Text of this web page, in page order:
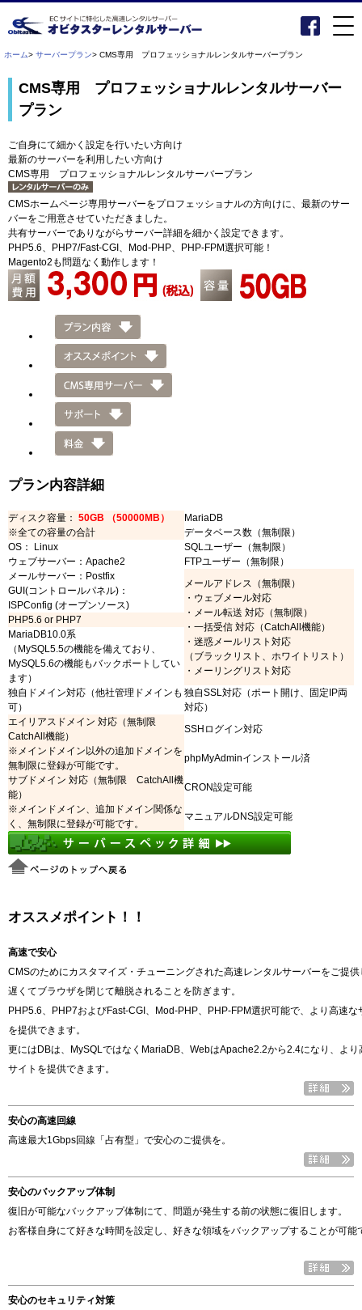
ホーム> サーバープラン> CMS専用 プロフェッショナルレンタルサーバープラン
CMS専用 プロフェッショナルレンタルサーバー
プラン
ご自身にて細かく設定を行いたい方向け
最新のサーバーを利用したい方向け
CMS専用 プロフェッショナルレンタルサーバープラン
CMSホームページ専用サーバーをプロフェッショナルの方向けに、最新のサー
バーをご用意させていただきました。
共有サーバーでありながらサーバー詳細を細かく設定できます。
PHP5.6、PHP7/Fast-CGI、Mod-PHP、PHP-FPM選択可能！
Magento2も問題なく動作します！
プラン内容詳細
ディスク容量： 50GB （50000MB）
※全ての容量の合計
MariaDB
データベース数（無制限）
OS： Linux
SQLユーザー（無制限）
ウェブサーバー：Apache2
FTPユーザー（無制限）
メールサーバー：Postfix
メールアドレス（無制限）
・ウェブメール対応
・メール転送 対応（無制限）
・一括受信 対応（CatchAll機能）
・迷惑メールリスト対応
（ブラックリスト、ホワイトリスト）
・メーリングリスト対応
GUI(コントロールパネル)：
ISPConfig (オープンソース)
PHP5.6 or PHP7
MariaDB10.0系
（MySQL5.5の機能を備えており、
MySQL5.6の機能もバックポートしてい
ます）
独自ドメイン対応（他社管理ドメインも
可）
独自SSL対応（ポート開け、固定IP両
対応）
エイリアスドメイン 対応（無制限
CatchAll機能）
※メインドメイン以外の追加ドメインを
無制限に登録が可能です。
SSHログイン対応
phpMyAdminインストール済
サブドメイン 対応（無制限 CatchAll機
能）
※メインドメイン、追加ドメイン関係な
く、無制限に登録が可能です。
CRON設定可能
マニュアルDNS設定可能
オススメポイント！！
高速で安心
CMSのためにカスタマイズ・チューニングされた高速レンタルサーバーをご提供
遅くてブラウザを閉じて離脱されることを防ぎます。
PHP5.6、PHP7およびFast-CGI、Mod-PHP、PHP-FPM選択可能で、より高速な
を提供できます。
更にはDBは、MySQLではなくMariaDB、WebはApache2.2から2.4になり、より
サイトを提供できます。
安心の高速回線
高速最大1Gbps回線「占有型」で安心のご提供を。
安心のバックアップ体制
復旧が可能なバックアップ体制にて、問題が発生する前の状態に復旧します。
お客様自身にて好きな時間を設定し、好きな領域をバックアップすることが可能
安心のセキュリティ対策